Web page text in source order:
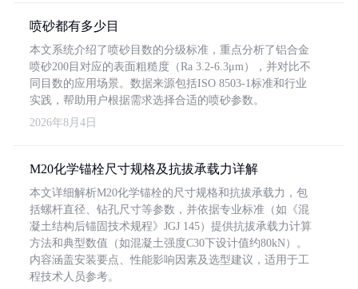
喷砂都有多少目
本文系统介绍了喷砂目数的分级标准，重点分析了铝合金
喷砂200目对应的表面粗糙度（Ra 3.2-6.3μm），并对比不
同目数的应用场景。数据来源包括ISO 8503-1标准和行业
实践，帮助用户根据需求选择合适的喷砂参数。
2026年8月4日
M20化学锚栓尺寸规格及抗拔承载力详解
本文详细解析M20化学锚栓的尺寸规格和抗拔承载力，包
括螺杆直径、钻孔尺寸等参数，并依据专业标准（如《混
凝土结构后锚固技术规程》JGJ 145）提供抗拔承载力计算
方法和典型数值（如混凝土强度C30下设计值约80kN）。
内容涵盖安装要点、性能影响因素及选型建议，适用于工
程技术人员参考。